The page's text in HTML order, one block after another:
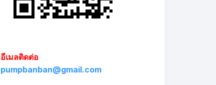
อีเมลติดต่อ
pumpbanban@gmail.com